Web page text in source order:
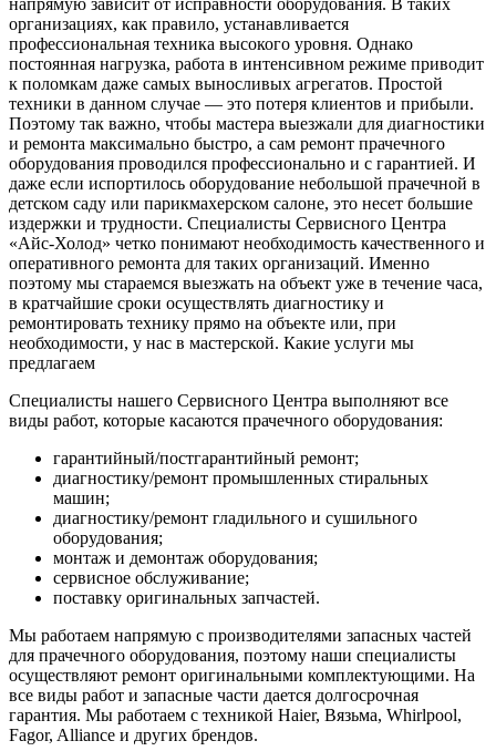
напрямую зависит от исправности оборудования. В таких
организациях, как правило, устанавливается
профессиональная техника высокого уровня. Однако
постоянная нагрузка, работа в интенсивном режиме приводит
к поломкам даже самых выносливых агрегатов. Простой
техники в данном случае — это потеря клиентов и прибыли.
Поэтому так важно, чтобы мастера выезжали для диагностики
и ремонта максимально быстро, а сам ремонт прачечного
оборудования проводился профессионально и с гарантией. И
даже если испортилось оборудование небольшой прачечной в
детском саду или парикмахерском салоне, это несет большие
издержки и трудности. Специалисты Сервисного Центра
«Айс-Холод» четко понимают необходимость качественного и
оперативного ремонта для таких организаций. Именно
поэтому мы стараемся выезжать на объект уже в течение часа,
в кратчайшие сроки осуществлять диагностику и
ремонтировать технику прямо на объекте или, при
необходимости, у нас в мастерской. Какие услуги мы
предлагаем
Специалисты нашего Сервисного Центра выполняют все
виды работ, которые касаются прачечного оборудования:
гарантийный/постгарантийный ремонт;
диагностику/ремонт промышленных стиральных
машин;
диагностику/ремонт гладильного и сушильного
оборудования;
монтаж и демонтаж оборудования;
сервисное обслуживание;
поставку оригинальных запчастей.
Мы работаем напрямую с производителями запасных частей
для прачечного оборудования, поэтому наши специалисты
осуществляют ремонт оригинальными комплектующими. На
все виды работ и запасные части дается долгосрочная
гарантия. Мы работаем с техникой Haier, Вязьма, Whirlpool,
Fagor, Alliance и других брендов.